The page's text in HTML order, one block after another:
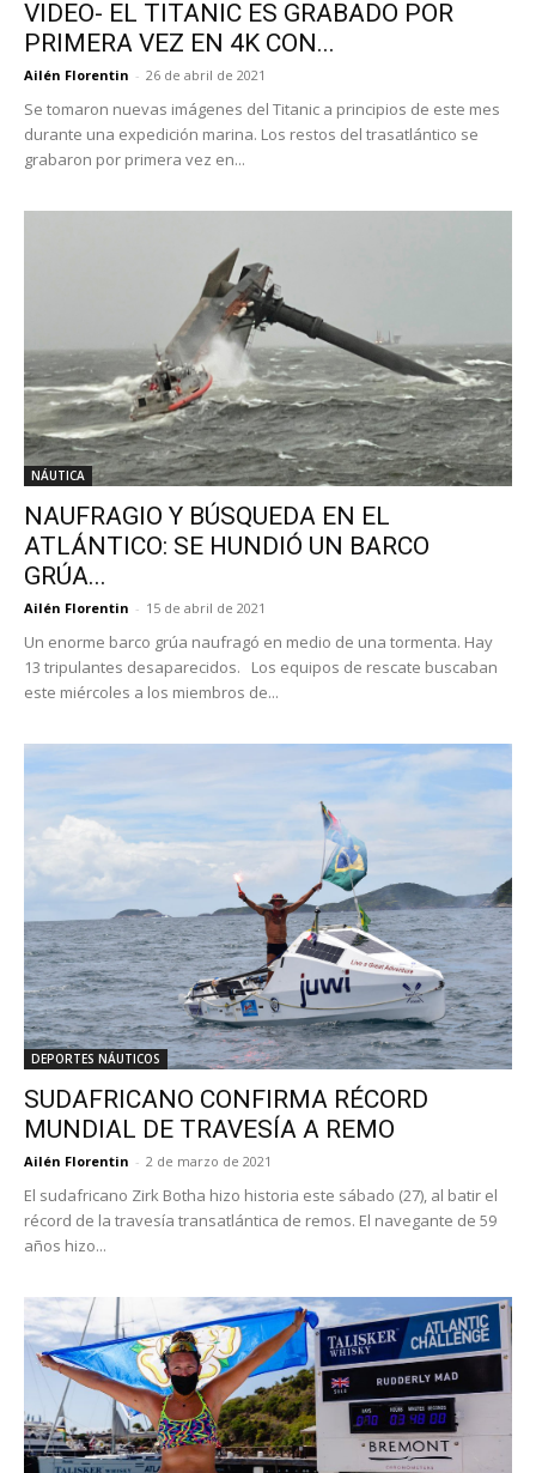
VIDEO- EL TITANIC ES GRABADO POR
PRIMERA VEZ EN 4K CON...
Ailén Florentin - 26 de abril de 2021
Se tomaron nuevas imágenes del Titanic a principios de este mes
durante una expedición marina. Los restos del trasatlántico se
grabaron por primera vez en...
NÁUTICA
NAUFRAGIO Y BÚSQUEDA EN EL
ATLÁNTICO: SE HUNDIÓ UN BARCO
GRÚA...
Ailén Florentin - 15 de abril de 2021
Un enorme barco grúa naufragó en medio de una tormenta. Hay
13 tripulantes desaparecidos. Los equipos de rescate buscaban
este miércoles a los miembros de...
DEPORTES NÁUTICOS
SUDAFRICANO CONFIRMA RÉCORD
MUNDIAL DE TRAVESÍA A REMO
Ailén Florentin - 2 de marzo de 2021
El sudafricano Zirk Botha hizo historia este sábado (27), al batir el
récord de la travesía transatlántica de remos. El navegante de 59
años hizo...